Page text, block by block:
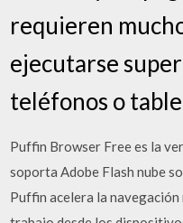
requieren
ejecutarse
teléfonos o
Puffin Browser Free es la
soporta Adobe Flash nube
Puffin acelera la